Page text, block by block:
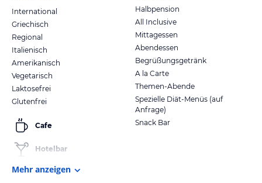
International
Griechisch
Regional
Italienisch
Amerikanisch
Vegetarisch
Laktosefrei
Glutenfrei
Cafe
Hotelbar
Halbpension
All Inclusive
Mittagessen
Abendessen
Begrüßungsgetränk
A la Carte
Themen-Abende
Spezielle Diät-Menüs (auf
Anfrage)
Snack Bar
Mehr anzeigen